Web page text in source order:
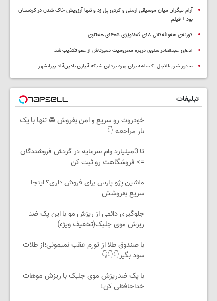
آرام تیگران میان موسیقی ارمنی و کردی پل زد و تنها آرزویش خاک شدن در کردستان
بود + فیلم
کورتەی هەواڵەکانی ۱۸ی گەلاوێژی ۱۴۰۵ی هەتاوی
ادعای عبدالقادر سلوی درباره محرومیت دمیرتاش از عفو تکذیب شد
صدور ضرب‌الاجل یک‌ماهه برای بهره برداری شبکه آبیاری بادین‌آباد پیرانشهر
تبلیغات
خودروت رو سریع و امن بفروش 🚘 تنها با یک
بار مراجعه 👇
تا 3میلیارد وام سرمایه در گردش فروشندگان
=> فروشگاهت رو ثبت کن
ماشین پژو پارس برای فروش داری؟ اینجا
سریع بفروشش
جلوگیری دائمی از ریزش مو با این پک ضد
ریزش موی جلبک(تخفیف ویژه)
با صندوق طلا از تورم عقب نمیمونی؛از طلات
سود بگیر👇👇👇
با پک ضدریزش موی جلبک با ریزش موهات
خداحافظی کن!